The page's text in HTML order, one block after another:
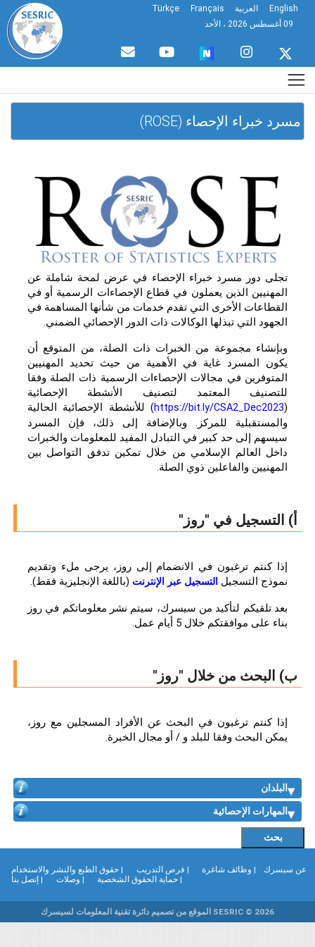
English العربية Français
Türkçe
مسرد خبراء الإحصاء (ROSE)
تجلى دور مسرد خبراء الإحصاء في عرض لمحة شاملة عن
المهنيين الذين يعملون في قطاع الإحصاءات الرسمية أو في
القطاعات الأخرى التي تقدم خدمات من شأنها المساهمة في
الجهود التي تبذلها الوكالات ذات الدور الإحصائي الضمني.
وبإنشاء مجموعة من الخبرات ذات الصلة، من المتوقع أن
يكون المسرد غاية في الأهمية من حيث تحديد المهنيين
المتوفرين في مجالات الإحصاءات الرسمية ذات الصلة وفقا
للتصنيف المعتمد لتصنيف الأنشطة الإحصائية
https://bit.ly/CSA2_Dec2023
)للأنشطة الإحصائية الحالية
والمستقبلية للمركز. وبالإضافة إلى ذلك، فإن المسرد
سيسهم إلى حد كبير في التبادل المفيد للمعلومات والخبرات
داخل العالم الإسلامي من خلال تمكين تدفق التواصل بين
المهنيين والفاعلين ذوي الصلة.
أ) التسجيل في "روز"
إذا كنتم ترغبون في الانضمام إلى روز، يرجى ملء وتقديم
نموذج التسجيلالتسجيل عبر الإنترنت(باللغة الإنجليزية فقط).
بعد تلقيكم لتأكيد من سيسرك، سيتم نشر معلوماتكم في روز
بناء على موافقتكم خلال 5 أيام عمل.
ب) البحث من خلال "روز"
إذا كنتم ترغبون في البحث عن الأفراد المسجلين مع روز،
يمكن البحث وفقا للبلد و / أو مجال الخبرة.
البلدان
المهارات الإحصائية
سيسرك | وظائف شاغرة | فرص التدريب
| حقوق الطبع والنشر والاستخدام
| حماية الحقوق الشخصية
| وصلات | إتصل بنا
SESRIC © 2026 الموقع من تصميم دائرة تقنية المعلومات لسيسرك